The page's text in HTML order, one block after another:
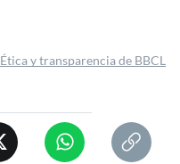
Ética y transparencia de BBCL